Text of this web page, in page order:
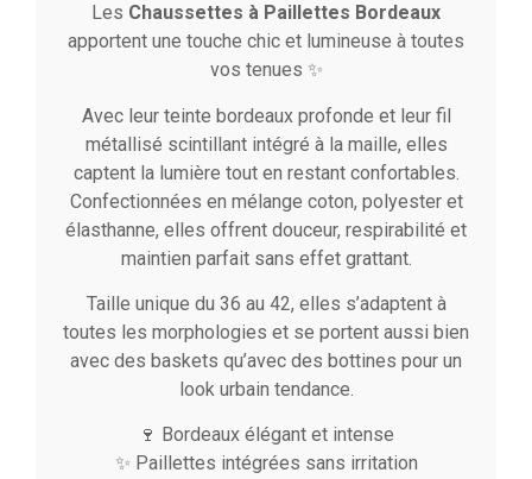
Les Chaussettes à Paillettes Bordeaux
apportent une touche chic et lumineuse à toutes
vos tenues ✨
Avec leur teinte bordeaux profonde et leur fil
métallisé scintillant intégré à la maille, elles
captent la lumière tout en restant confortables.
Confectionnées en mélange coton, polyester et
élasthanne, elles offrent douceur, respirabilité et
maintien parfait sans effet grattant.
Taille unique du 36 au 42, elles s’adaptent à
toutes les morphologies et se portent aussi bien
avec des baskets qu’avec des bottines pour un
look urbain tendance.
🍷 Bordeaux élégant et intense
✨ Paillettes intégrées sans irritation